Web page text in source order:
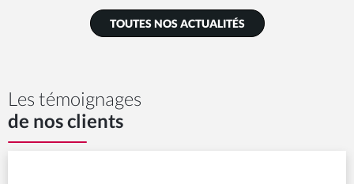
TOUTES NOS ACTUALITÉS
Les témoignages
de nos clients